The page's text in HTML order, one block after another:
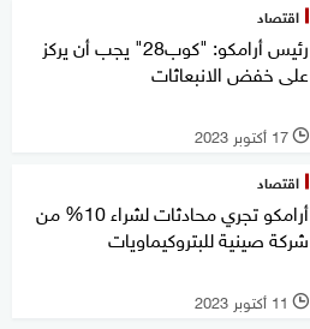
اقتصاد
رئيس أرامكو: "كوب28" يجب أن يركز
على خفض الانبعاثات
l 17 أكتوبر 2023
اقتصاد
أرامكو تجري محادثات لشراء 10% من
شركة صينية للبتروكيماويات
l 11 أكتوبر 2023